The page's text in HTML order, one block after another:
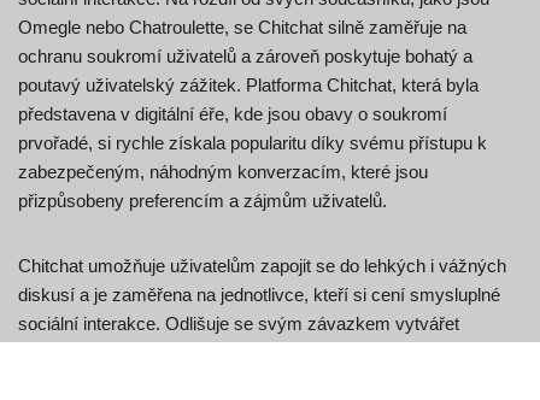
Omegle nebo Chatroulette, se Chitchat silně zaměřuje na
ochranu soukromí uživatelů a zároveň poskytuje bohatý a
poutavý uživatelský zážitek. Platforma Chitchat, která byla
představena v digitální éře, kde jsou obavy o soukromí
prvořadé, si rychle získala popularitu díky svému přístupu k
zabezpečeným, náhodným konverzacím, které jsou
přizpůsobeny preferencím a zájmům uživatelů.
Chitchat umožňuje uživatelům zapojit se do lehkých i vážných
diskusí a je zaměřena na jednotlivce, kteří si cení smysluplné
sociální interakce. Odlišuje se svým závazkem vytvářet